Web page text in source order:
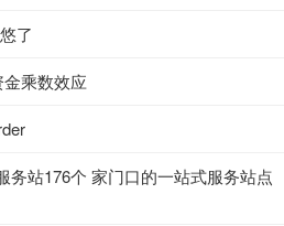
了
乘数效应
务站176个 家门口的一站式服务站点